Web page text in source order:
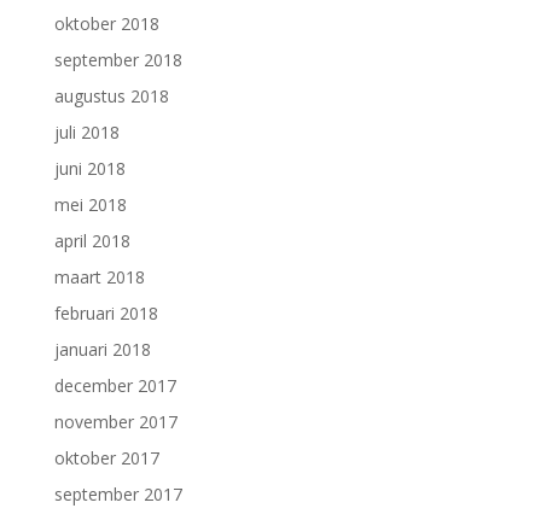
oktober 2018
september 2018
augustus 2018
juli 2018
juni 2018
mei 2018
april 2018
maart 2018
februari 2018
januari 2018
december 2017
november 2017
oktober 2017
september 2017